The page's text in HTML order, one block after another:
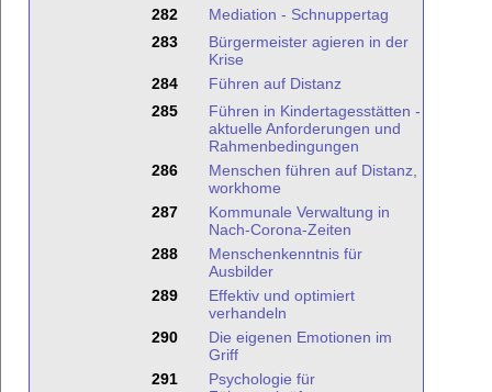
282
Mediation - Schnuppertag
283
Bürgermeister agieren in der
Krise
284
Führen auf Distanz
285
Führen in Kindertagesstätten -
aktuelle Anforderungen und
Rahmenbedingungen
286
Menschen führen auf Distanz,
workhome
287
Kommunale Verwaltung in
Nach-Corona-Zeiten
288
Menschenkenntnis für
Ausbilder
289
Effektiv und optimiert
verhandeln
290
Die eigenen Emotionen im
Griff
291
Psychologie für